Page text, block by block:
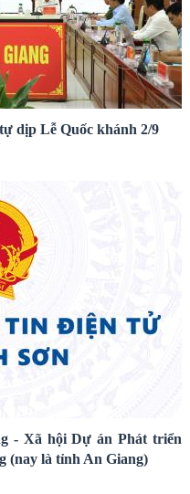
dịp Lễ Quốc khánh 2/9
- Xã hội Dự án Phát triển
(nay là tỉnh An Giang)